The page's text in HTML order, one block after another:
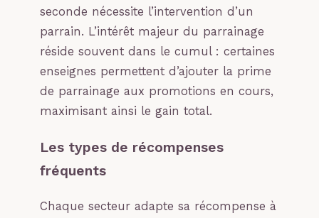
seconde nécessite l’intervention d’un
parrain. L’intérêt majeur du parrainage
réside souvent dans le cumul : certaines
enseignes permettent d’ajouter la prime
de parrainage aux promotions en cours,
maximisant ainsi le gain total.
Les types de récompenses
fréquents
Chaque secteur adapte sa récompense à